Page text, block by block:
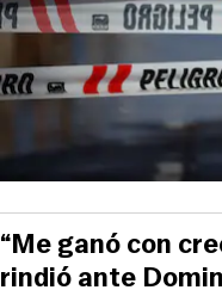
“Me ganó con
rindió ante